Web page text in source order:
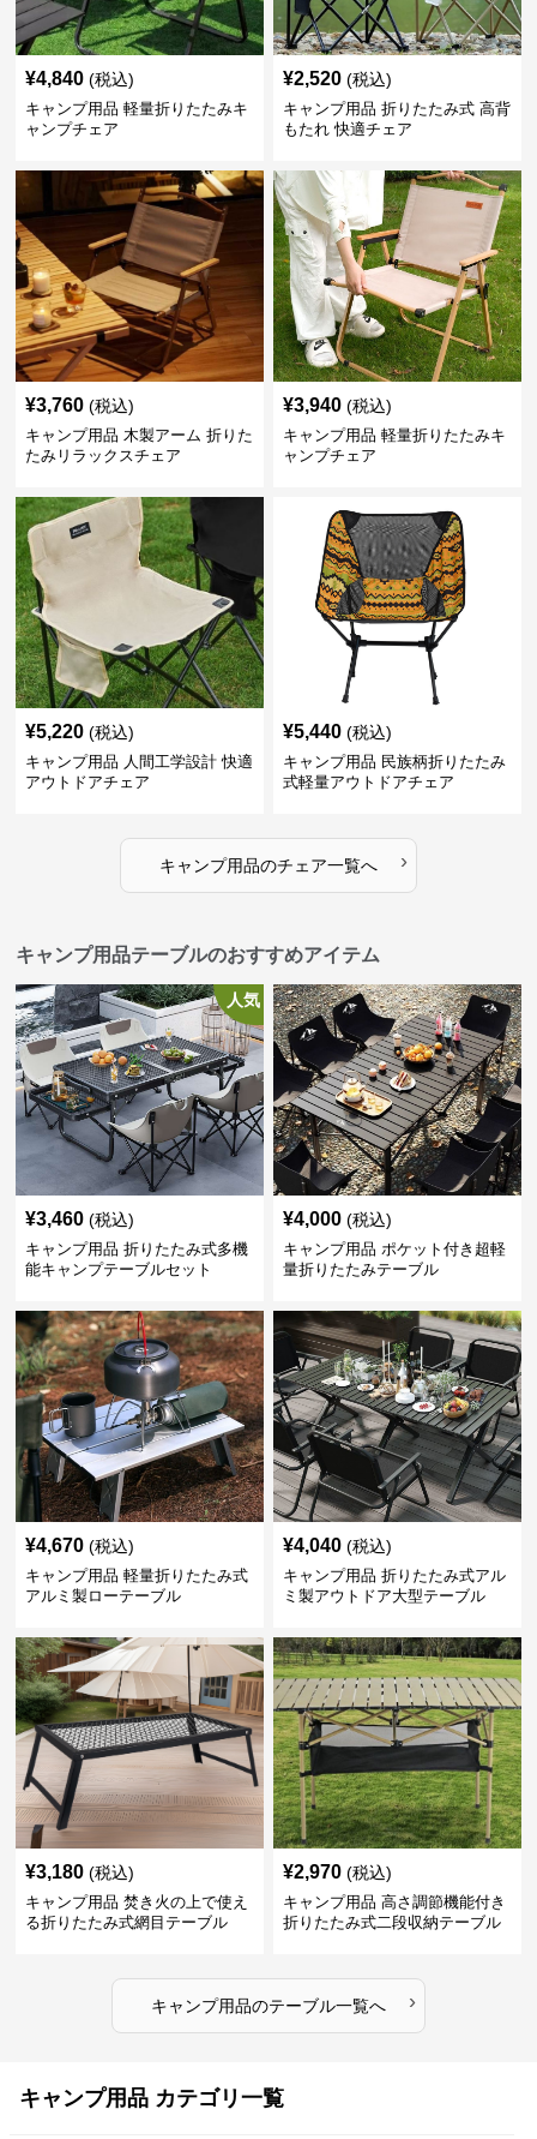
¥4,840 (税込)
キャンプ用品 軽量折りたたみキ
ャンプチェア
¥2,520 (税込)
キャンプ用品 折りたたみ式 高背
もたれ 快適チェア
¥3,760 (税込)
キャンプ用品 木製アーム 折りた
たみリラックスチェア
¥3,940 (税込)
キャンプ用品 軽量折りたたみキ
ャンプチェア
¥5,220 (税込)
キャンプ用品 人間工学設計 快適
アウトドアチェア
¥5,440 (税込)
キャンプ用品 民族柄折りたたみ
式軽量アウトドアチェア
キャンプ用品のチェア一覧へ ›
キャンプ用品テーブルのおすすめアイテム
人気
¥3,460 (税込)
キャンプ用品 折りたたみ式多機
能キャンプテーブルセット
¥4,000 (税込)
キャンプ用品 ポケット付き超軽
量折りたたみテーブル
¥4,670 (税込)
キャンプ用品 軽量折りたたみ式
アルミ製ローテーブル
¥4,040 (税込)
キャンプ用品 折りたたみ式アル
ミ製アウトドア大型テーブル
¥3,180 (税込)
キャンプ用品 焚き火の上で使え
る折りたたみ式網目テーブル
¥2,970 (税込)
キャンプ用品 高さ調節機能付き
折りたたみ式二段収納テーブル
キャンプ用品のテーブル一覧へ ›
キャンプ用品 カテゴリ一覧